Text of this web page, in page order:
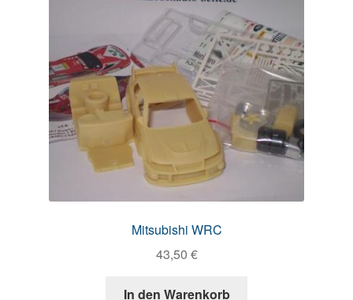
Mitsubishi WRC
43,50 €
In den Warenkorb